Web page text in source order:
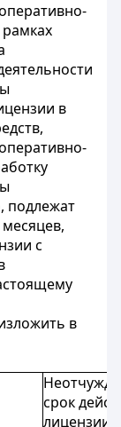
в
подлежат
с
в
срок
лицензии -